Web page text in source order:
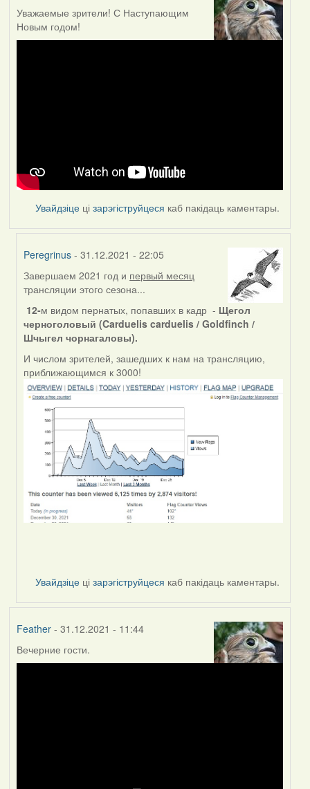
Уважаемые зрители! С Наступающим
Новым годом!
Увайдзіце цізарэгіструйцеся каб пакідаць каментары.
Peregrinus - 31.12.2021 - 22:05
In
reply
to
by
Feather
Завершаем 2021 год и первый месяц
трансляции этого сезона...
12-м видом пернатых, попавших в кадр - Щегол
черноголовый (Carduelis carduelis / Goldfinch /
Шчыгел чорнагаловы).
И числом зрителей, зашедших к нам на трансляцию,
приближающимся к 3000!
Увайдзіце цізарэгіструйцеся каб пакідаць каментары.
Feather- 31.12.2021 - 11:44
Вечерние гости.